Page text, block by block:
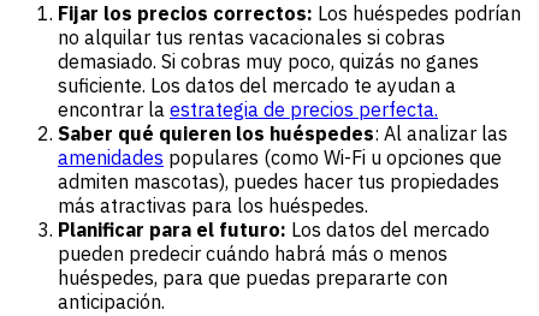
Fijar los precios correctos: Los huéspedes podrían
no alquilar tus rentas vacacionales si cobras
demasiado. Si cobras muy poco, quizás no ganes
suficiente. Los datos del mercado te ayudan a
encontrar la estrategia de precios perfecta.
Saber qué quieren los huéspedes: Al analizar las
amenidades populares (como Wi-Fi u opciones que
admiten mascotas), puedes hacer tus propiedades
más atractivas para los huéspedes.
Planificar para el futuro: Los datos del mercado
pueden predecir cuándo habrá más o menos
huéspedes, para que puedas prepararte con
anticipación.